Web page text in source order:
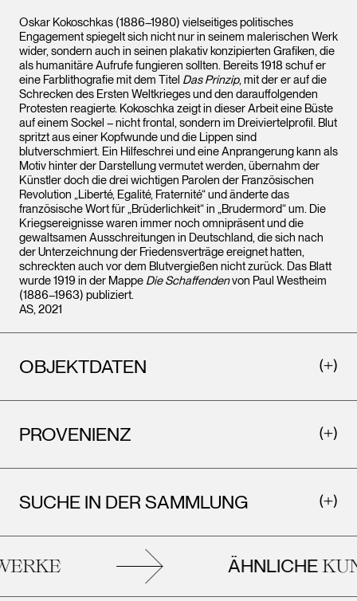
Oskar Kokoschkas (1886–1980) vielseitiges politisches
Engagement spiegelt sich nicht nur in seinem malerischen Werk
wider, sondern auch in seinen plakativ konzipierten Grafiken, die
als humanitäre Aufrufe fungieren sollten. Bereits 1918 schuf er
eine Farblithografie mit dem Titel Das Prinzip, mit der er auf die
Schrecken des Ersten Weltkrieges und den darauffolgenden
Protesten reagierte. Kokoschka zeigt in dieser Arbeit eine Büste
auf einem Sockel – nicht frontal, sondern im Dreiviertelprofil. Blut
spritzt aus einer Kopfwunde und die Lippen sind
blutverschmiert. Ein Hilfeschrei und eine Anprangerung kann als
Motiv hinter der Darstellung vermutet werden, übernahm der
Künstler doch die drei wichtigen Parolen der Französischen
Revolution „Liberté, Egalité, Fraternité“ und änderte das
französische Wort für „Brüderlichkeit“ in „Brudermord“ um. Die
Kriegsereignisse waren immer noch omnipräsent und die
gewaltsamen Ausschreitungen in Deutschland, die sich nach
der Unterzeichnung der Friedensverträge ereignet hatten,
schreckten auch vor dem Blutvergießen nicht zurück. Das Blatt
wurde 1919 in der Mappe Die Schaffendenvon Paul Westheim
(1886–1963) publiziert.
AS, 2021
OBJEKTDATEN
PROVENIENZ
SUCHE IN DER SAMMLUNG
ÄHNLICHE